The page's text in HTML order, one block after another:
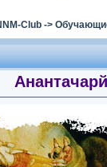
Club ->